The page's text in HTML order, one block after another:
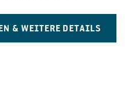
& WEITERE DETAILS